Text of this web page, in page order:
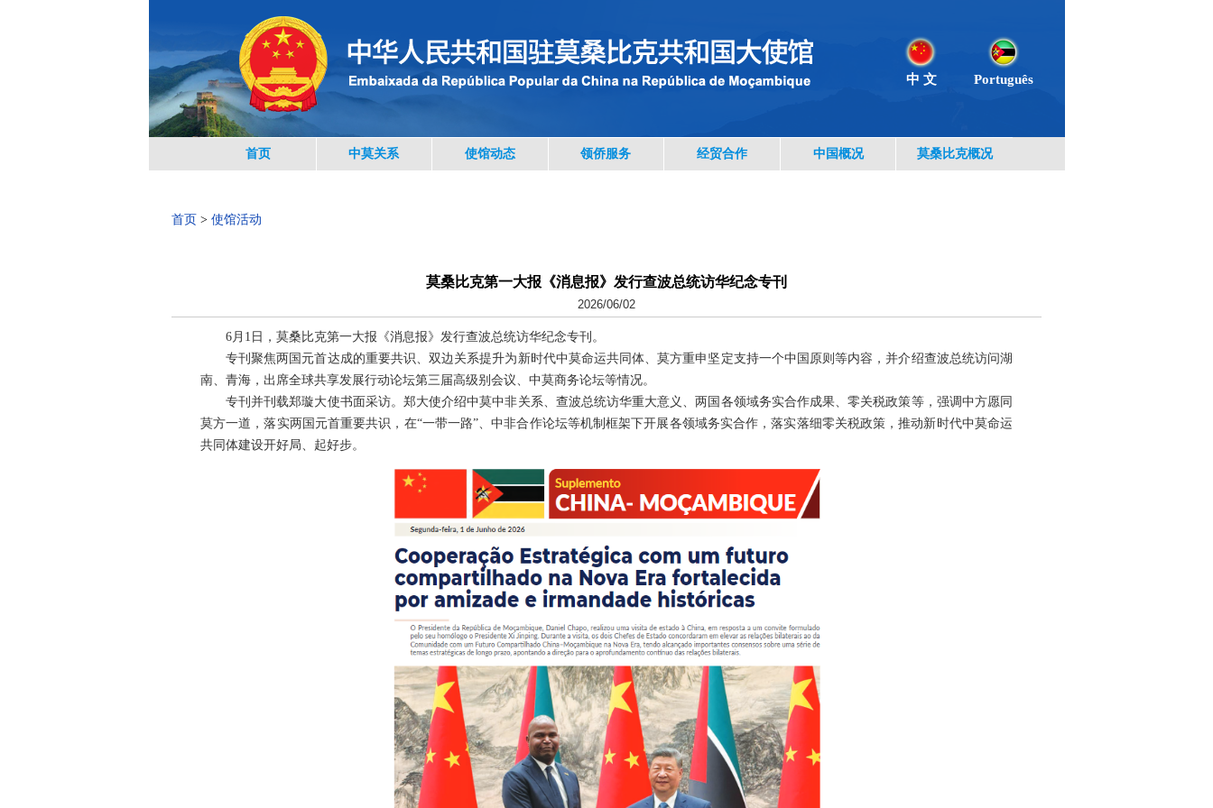
中 文 Português
首页 中莫关系 使馆动态 领侨服务 经贸合作 中国概况 莫桑比克概况
首页 > 使馆活动
莫桑比克第一大报《消息报》发行查波总统访华纪念专刊
2026/06/02
6月1日，莫桑比克第一大报《消息报》发行查波总统访华纪念专刊。
专刊聚焦两国元首达成的重要共识、双边关系提升为新时代中莫命运共同体、莫方重申坚定支持一个中国原则等内容，并介绍查波总统访问湖
南、青海，出席全球共享发展行动论坛第三届高级别会议、中莫商务论坛等情况。
专刊并刊载郑璇大使书面采访。郑大使介绍中莫中非关系、查波总统访华重大意义、两国各领域务实合作成果、零关税政策等，强调中方愿同
莫方一道，落实两国元首重要共识，在“一带一路”、中非合作论坛等机制框架下开展各领域务实合作，落实落细零关税政策，推动新时代中莫命运
共同体建设开好局、起好步。